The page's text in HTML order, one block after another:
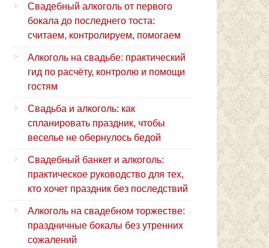
Свадебный алкоголь от первого
бокала до последнего тоста:
считаем, контролируем, помогаем
Алкоголь на свадьбе: практический
гид по расчёту, контролю и помощи
гостям
Свадьба и алкоголь: как
спланировать праздник, чтобы
веселье не обернулось бедой
Свадебный банкет и алкоголь:
практическое руководство для тех,
кто хочет праздник без последствий
Алкоголь на свадебном торжестве:
праздничные бокалы без утренних
сожалений